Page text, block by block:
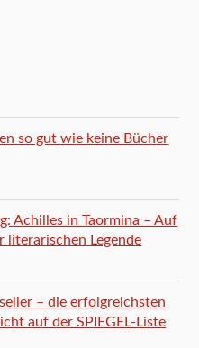
so gut wie keine Bücher
Achilles in Taormina – Auf
literarischen Legende
– die erfolgreichsten
auf der SPIEGEL-Liste